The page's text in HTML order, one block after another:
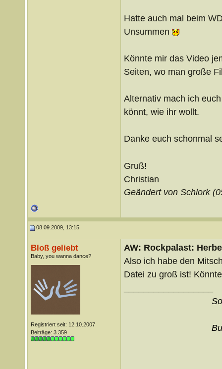
Hatte auch mal beim
Unsummen
Könnte mir das Video
Seiten, wo man große
Alternativ mach ich
könnt, wie ihr wollt.
Danke euch schonmal
Gruß!
Christian
Geändert von Schlork
08.09.2009, 13:15
Bloß geliebt
Baby, you wanna dance?
Registriert seit: 12.10.2007
Beiträge: 3.359
AW: Rockpalast:
Also ich habe den
Datei zu groß ist!